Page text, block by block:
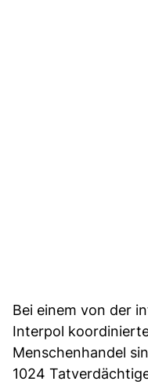
Bei einem von der
Interpol
Menschenhandel
1024